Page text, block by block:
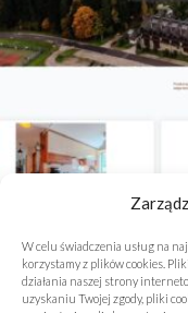
W celu świadczenia usług na
korzystamy z plików cookies.
działania naszej strony
uzyskaniu Twojej zgody, pliki
Jaka